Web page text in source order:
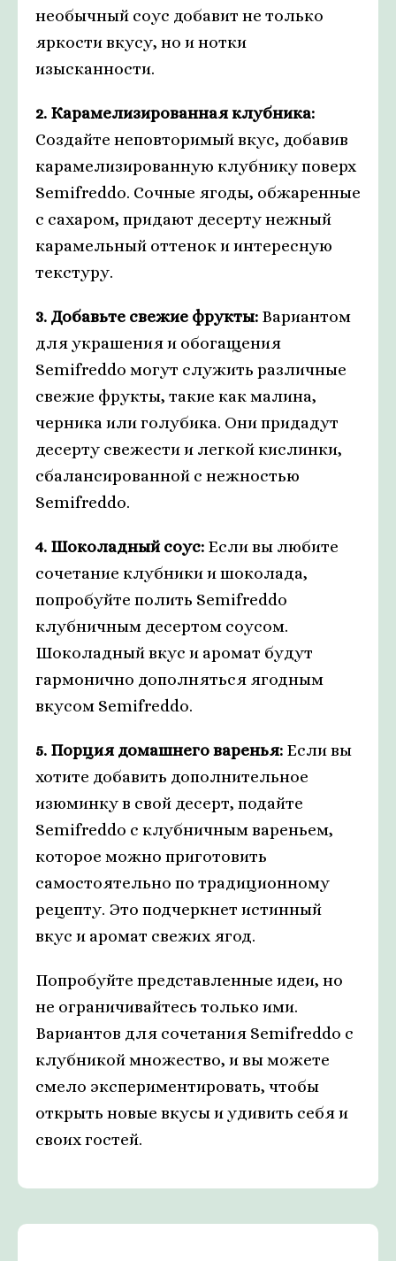
необычный соус добавит не только
яркости вкусу, но и нотки
изысканности.
2. Карамелизированная клубника:
Создайте неповторимый вкус, добавив
карамелизированную клубнику поверх
Semifreddo. Сочные ягоды, обжаренные
с сахаром, придают десерту нежный
карамельный оттенок и интересную
текстуру.
3. Добавьте свежие фрукты: Вариантом
для украшения и обогащения
Semifreddo могут служить различные
свежие фрукты, такие как малина,
черника или голубика. Они придадут
десерту свежести и легкой кислинки,
сбалансированной с нежностью
Semifreddo.
4. Шоколадный соус: Если вы любите
сочетание клубники и шоколада,
попробуйте полить Semifreddo
клубничным десертом соусом.
Шоколадный вкус и аромат будут
гармонично дополняться ягодным
вкусом Semifreddo.
5. Порция домашнего варенья: Если вы
хотите добавить дополнительное
изюминку в свой десерт, подайте
Semifreddo с клубничным вареньем,
которое можно приготовить
самостоятельно по традиционному
рецепту. Это подчеркнет истинный
вкус и аромат свежих ягод.
Попробуйте представленные идеи, но
не ограничивайтесь только ими.
Вариантов для сочетания Semifreddo с
клубникой множество, и вы можете
смело экспериментировать, чтобы
открыть новые вкусы и удивить себя и
своих гостей.